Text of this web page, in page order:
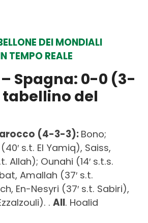
DEI MONDIALI
TEMPO REALE
Spagna: 0-0 (3-
tabellino del
(4-3-3): Bono;
s.t. El Yamiq), Saiss,
Allah); Ounahi (14′ s.t.s.
Amallah (37′ s.t.
En-Nesyri (37′ s.t. Sabiri),
. All. Hoalid